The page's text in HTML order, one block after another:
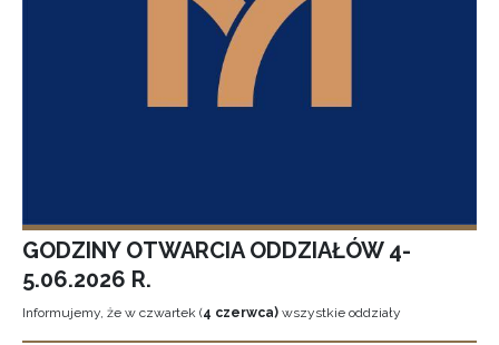
GODZINY OTWARCIA ODDZIAŁÓW 4-
5.06.2026 R.
Informujemy, że w czwartek (4 czerwca) wszystkie oddziały